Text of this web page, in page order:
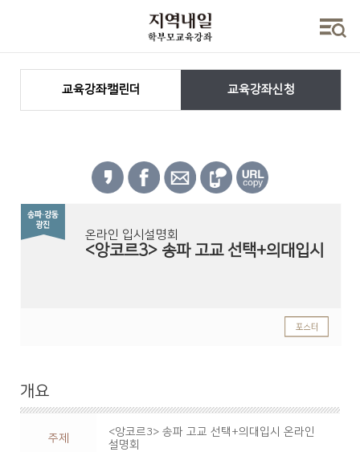
교육강좌캘린더 교육강좌신청
온라인 입시설명회
<앙코르3> 송파 고교 선택+의대입시
개요
주제
<앙코르3> 송파 고교 선택+의대입시 온라인
설명회